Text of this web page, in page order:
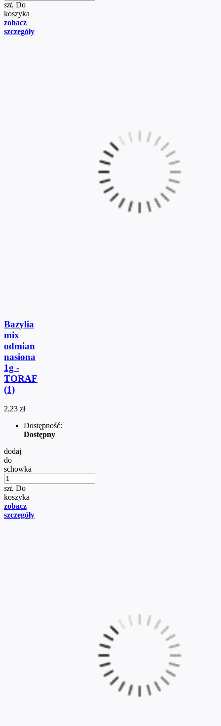
szt. Do
koszyka
zobacz
szczegóły
Bazylia
mix
odmian
nasiona
1g -
TORAF
(1)
2,23 zł
Dostępność:
Dostępny
dodaj
do
schowka
szt. Do
koszyka
zobacz
szczegóły